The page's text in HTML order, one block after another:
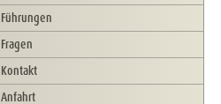
Führungen
Fragen
Kontakt
Anfahrt